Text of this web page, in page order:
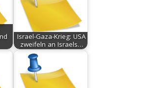
Israel-Gaza-Krieg: USA
zweifeln an Israels…